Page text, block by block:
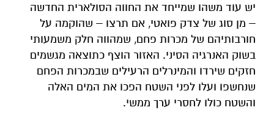
יש עוד משהו שמייחד את החווה הסולארית החדשה
– מן סוג של צדק פואטי, אם תרצו – שהוקמה על
חורבותיהם של מכרות פחם, שמהווה חלק משמעותי
בשוק האנרגיה הסיני. האזור הוצף כתוצאה מגשמים
חזקים שירדו והמינרלים הרעילים שבמכרות הפחם
שנחשפו ועלו לפני השטח הפכו את המים האלה
והשטח כולו לחסרי ערך ממשי.